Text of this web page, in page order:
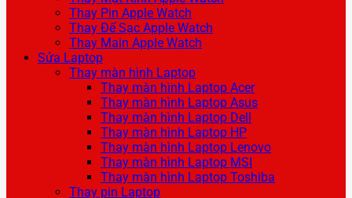
Thay Pin Apple Watch
Thay Đế Sạc Apple Watch
Thay Main Apple Watch
Sửa Laptop
Thay màn hình Laptop
Thay màn hình Laptop Acer
Thay màn hình Laptop Asus
Thay màn hình Laptop Dell
Thay màn hình Laptop HP
Thay màn hình Laptop Lenovo
Thay màn hình Laptop MSI
Thay màn hình Laptop Toshiba
Thay pin Laptop